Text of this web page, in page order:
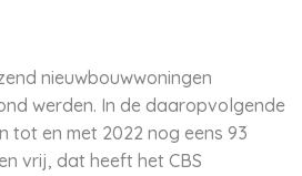
nieuwbouwwoningen
werden. In de daaropvolgende
tot en met 2022 nog eens 93
vrij, dat heeft het CBS